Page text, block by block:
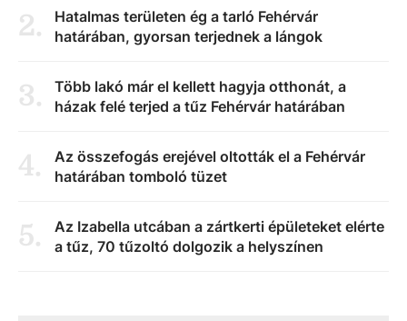
2.
Hatalmas területen ég a tarló Fehérvár
határában, gyorsan terjednek a lángok
3.
Több lakó már el kellett hagyja otthonát, a
házak felé terjed a tűz Fehérvár határában
4.
Az összefogás erejével oltották el a Fehérvár
határában tomboló tüzet
5.
Az Izabella utcában a zártkerti épületeket elérte
a tűz, 70 tűzoltó dolgozik a helyszínen